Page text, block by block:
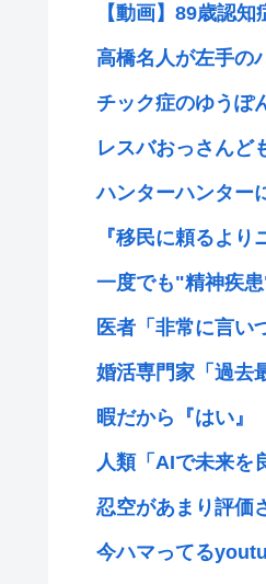
【動画】89歳認
高橋名人が左手の
チック症のゆうぽ
レスバおっさんど
ハンターハンター
『移民に頼るよ
一度でも"精神疾
医者「非常に言い
婚活専門家「過去
暇だから『はい』
人類「AIで未来を
忍空があまり評価
今ハマってる